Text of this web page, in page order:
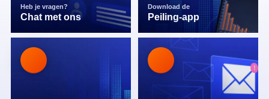
Heb je vragen?
Chat met ons
Download de
Peiling-app